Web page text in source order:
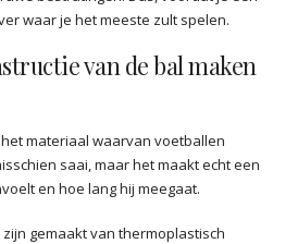
waar je het meeste zult spelen.
van de bal maken
materiaal waarvan voetballen
saai, maar het maakt echt een
en hoe lang hij meegaat.
gemaakt van thermoplastisch